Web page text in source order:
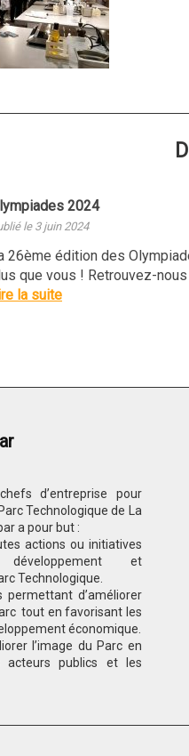
2024
le 3 juin 2024
26ème édition des
que vous ! Retrouvez-
la suite
d’entreprise pour
Technologique de La
a pour but :
actions ou initiatives
et
Technologique.
d’améliorer
tout en favorisant les
économique.
l’image du Parc en
acteurs publics et les